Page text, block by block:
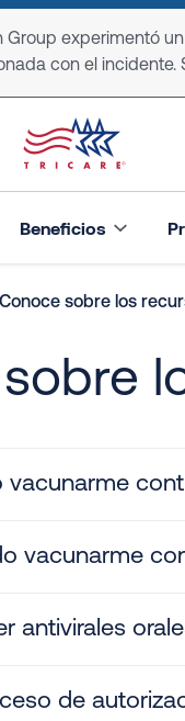
Group experimentó
con el
Beneficios
Conoce sobre los
vacunarme
antivirales
de